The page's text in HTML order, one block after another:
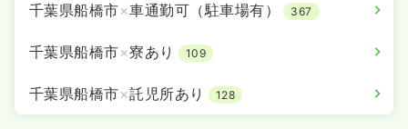
千葉県船橋市×車通勤可（駐車場有） 367
千葉県船橋市×寮あり 109
千葉県船橋市×託児所あり 128